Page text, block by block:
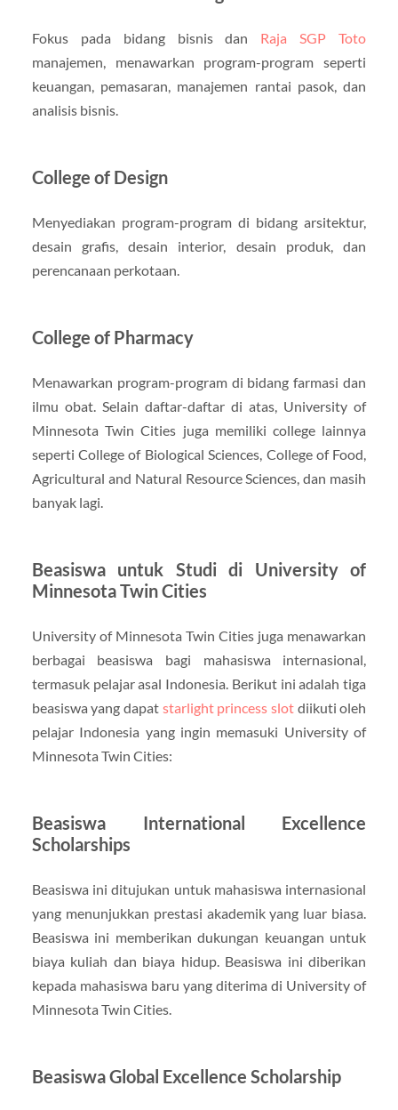
Fokus pada bidang bisnis dan Raja SGP Toto
manajemen, menawarkan program-program seperti
keuangan, pemasaran, manajemen rantai pasok, dan
analisis bisnis.
College of Design
Menyediakan program-program di bidang arsitektur,
desain grafis, desain interior, desain produk, dan
perencanaan perkotaan.
College of Pharmacy
Menawarkan program-program di bidang farmasi dan
ilmu obat. Selain daftar-daftar di atas, University of
Minnesota Twin Cities juga memiliki college lainnya
seperti College of Biological Sciences, College of Food,
Agricultural and Natural Resource Sciences, dan masih
banyak lagi.
Beasiswa untuk Studi di University of
Minnesota Twin Cities
University of Minnesota Twin Cities juga menawarkan
berbagai beasiswa bagi mahasiswa internasional,
termasuk pelajar asal Indonesia. Berikut ini adalah tiga
beasiswa yang dapat starlight princess slotdiikuti oleh
pelajar Indonesia yang ingin memasuki University of
Minnesota Twin Cities:
Beasiswa International Excellence
Scholarships
Beasiswa ini ditujukan untuk mahasiswa internasional
yang menunjukkan prestasi akademik yang luar biasa.
Beasiswa ini memberikan dukungan keuangan untuk
biaya kuliah dan biaya hidup. Beasiswa ini diberikan
kepada mahasiswa baru yang diterima di University of
Minnesota Twin Cities.
Beasiswa Global Excellence Scholarship